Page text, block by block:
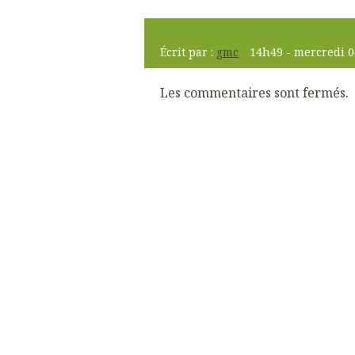
Écrit par : gmc 14h49 - mercredi
Les commentaires sont fermés.